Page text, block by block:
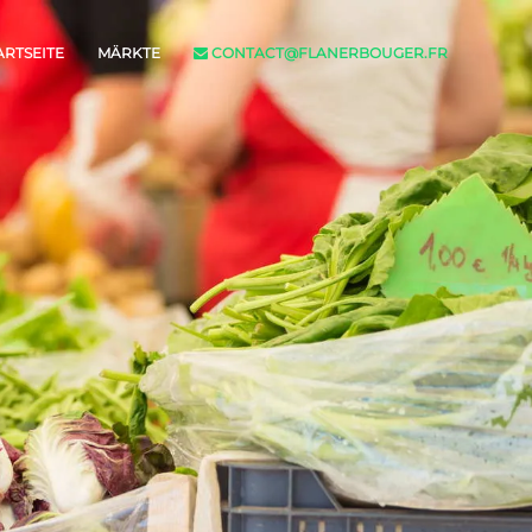
MÄRKTE CONTACT@FLANERBOUGER.FR